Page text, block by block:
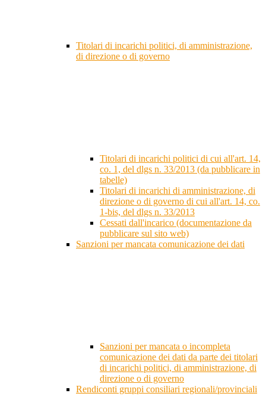
Titolari di incarichi politici, di amministrazione,
di direzione o di governo
Titolari di incarichi politici di cui all'art. 14,
co. 1, del dlgs n. 33/2013 (da pubblicare in
tabelle)
Titolari di incarichi di amministrazione, di
direzione o di governo di cui all'art. 14, co.
1-bis, del dlgs n. 33/2013
Cessati dall'incarico (documentazione da
pubblicare sul sito web)
Sanzioni per mancata comunicazione dei dati
Sanzioni per mancata o incompleta
comunicazione dei dati da parte dei titolari
di incarichi politici, di amministrazione, di
direzione o di governo
Rendiconti gruppi consiliari regionali/provinciali